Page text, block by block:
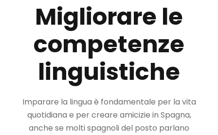
Migliorare le
competenze
linguistiche
Imparare la lingua è fondamentale per la vita
quotidiana e per creare amicizie in Spagna,
anche se molti spagnoli del posto parlano